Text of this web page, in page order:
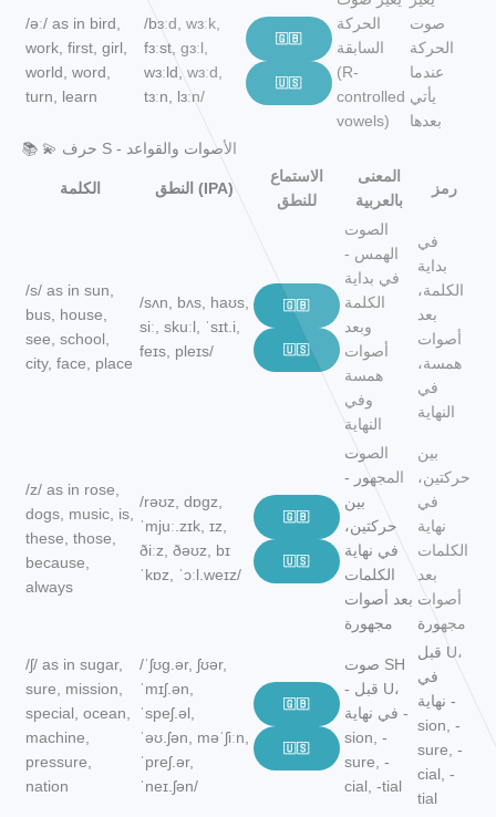
/əː/ as in bird,
work, first, girl,
world, word,
turn, learn
/bɜːd, wɜːk,
fɜːst, ɡɜːl,
wɜːld, wɜːd,
tɜːn, lɜːn/
🇬🇧
🇺🇸
الحركة
السابقة
(R-
controlled
vowels)
صوت
الحركة
عندما
يأتي
بعدها
📚 💫 حرف S - الأصوات والقواعد
الكلمة النطق (IPA)
الاستماع
للنطق
المعنى
بالعربية
رمز
/s/ as in sun,
bus, house,
see, school,
city, face, place
/sʌn, bʌs, haʊs,
siː, skuːl, ˈsɪt.i,
feɪs, pleɪs/
🇬🇧
🇺🇸
الصوت
الهمس -
في بداية
الكلمة
وبعد
أصوات
همسة
وفي
النهاية
في
بداية
الكلمة،
بعد
أصوات
همسة،
في
النهاية
/z/ as in rose,
dogs, music, is,
these, those,
because,
always
/rəʊz, dɒɡz,
ˈmjuː.zɪk, ɪz,
ðiːz, ðəʊz, bɪ
ˈkɒz, ˈɔːl.weɪz/
🇬🇧
🇺🇸
الصوت
المجهور -
بين
حركتين،
في نهاية
الكلمات
بعد أصوات
مجهورة
بين
حركتين،
في
نهاية
الكلمات
بعد
أصوات
مجهورة
/ʃ/ as in sugar,
sure, mission,
special, ocean,
machine,
pressure,
nation
/ˈʃʊɡ.ər, ʃʊər,
ˈmɪʃ.ən,
ˈspeʃ.əl,
ˈəʊ.ʃən, məˈʃiːn,
ˈpreʃ.ər,
ˈneɪ.ʃən/
🇬🇧
🇺🇸
صوت SH
- قبل U،
في نهاية -
sion, -
sure, -
cial, -tial
قبل U،
في
نهاية -
sion, -
sure, -
cial, -
tial